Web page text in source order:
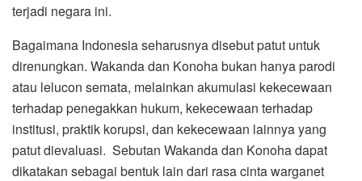
terjadi negara ini.
Bagaimana Indonesia seharusnya disebut patut untuk
direnungkan. Wakanda dan Konoha bukan hanya parodi
atau lelucon semata, melainkan akumulasi kekecewaan
terhadap penegakkan hukum, kekecewaan terhadap
institusi, praktik korupsi, dan kekecewaan lainnya yang
patut dievaluasi. Sebutan Wakanda dan Konoha dapat
dikatakan sebagai bentuk lain dari rasa cinta warganet